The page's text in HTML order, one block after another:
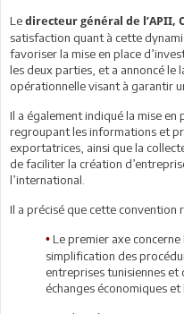
Le directeur général de l’APII,
satisfaction quant à cette
favoriser la mise en place
les deux parties, et a annoncé le
opérationnelle visant à garantir
Il a également indiqué la mise en
regroupant les informations et
exportatrices, ainsi que la
de faciliter la création
l’international.
Il a précisé que cette convention
• Le premier axe concerne
simplification des
entreprises tunisiennes
échanges économiques